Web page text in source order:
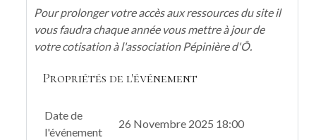
Pour prolonger votre accès aux ressources du site il
vous faudra chaque année vous mettre à jour de
votre cotisation à l'association Pépinière d'Ô.
Propriétés de l'événement
Date de
l'événement
26 Novembre 2025 18:00